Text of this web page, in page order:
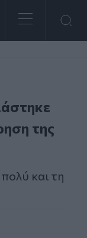
της
και τη